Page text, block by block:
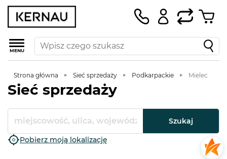
MENU
Strona główna Sieć sprzedaży Podkarpackie Mielec
Sieć sprzedaży
Szukaj
Pobierz moją lokalizację